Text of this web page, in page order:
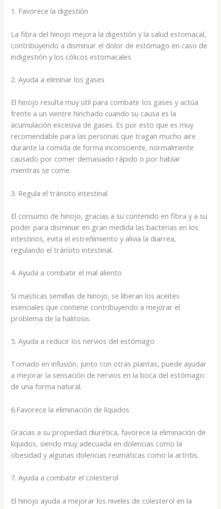
1. Favorece la digestión
La fibra del hinojo mejora la digestión y la salud estomacal,
contribuyendo a disminuir el dolor de estómago en caso de
indigestión y los cólicos estomacales.
2. Ayuda a eliminar los gases
El hinojo resulta muy útil para combatir los gases y actúa
frente a un vientre hinchado cuando su causa es la
acumulación excesiva de gases. Es por esto que es muy
recomendable para las personas que tragan mucho aire
durante la comida de forma inconsciente, normalmente
causado por comer demasiado rápido o por hablar
mientras se come.
3. Regula el tránsito intestinal
El consumo de hinojo, gracias a su contenido en fibra y a su
poder para disminuir en gran medida las bacterias en los
intestinos, evita el estreñimiento y alivia la diarrea,
regulando el tránsito intestinal.
4. Ayuda a combatir el mal aliento
Si masticas semillas de hinojo, se liberan los aceites
esenciales que contiene contribuyendo a mejorar el
problema de la halitosis.
5. Ayuda a reducir los nervios del estómago
Tomado en infusión, junto con otras plantas, puede ayudar
a mejorar la sensación de nervios en la boca del estómago
de una forma natural.
6.Favorece la eliminación de líquidos
Gracias a su propiedad diurética, favorece la eliminación de
líquidos, siendo muy adecuada en dolencias como la
obesidad y algunas dolencias reumáticas como la artritis.
7. Ayuda a combatir el colesterol
El hinojo ayuda a mejorar los niveles de colesterol en la